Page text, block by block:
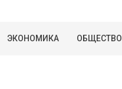
ЭКОНОМИКА ОБЩЕСТВО